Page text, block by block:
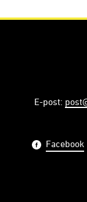
E-post:
Facebook